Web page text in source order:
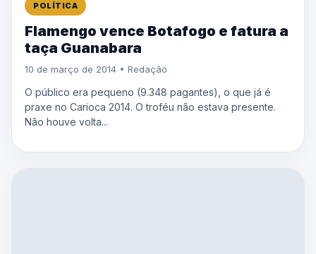
POLÍTICA
Flamengo vence Botafogo e fatura a
taça Guanabara
10 de março de 2014 • Redação
O público era pequeno (9.348 pagantes), o que já é
praxe no Carioca 2014. O troféu não estava presente.
Não houve volta...